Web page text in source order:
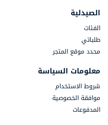
الصيدلية
الفئات
طلباتي
محدد موقع المتجر
معلومات السياسة
شروط الاستخدام
موافقة الخصوصية
المدفوعات